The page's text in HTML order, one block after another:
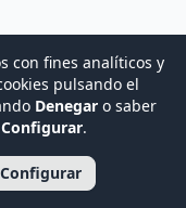
con fines analíticos y
pulsando el
Denegar o saber
Configurar.
Configurar